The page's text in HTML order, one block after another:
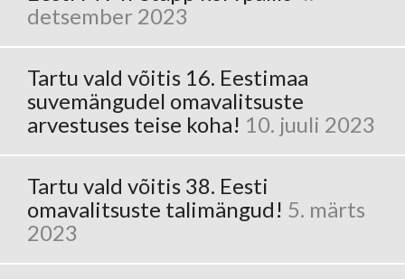
detsember 2023
Tartu vald võitis 16. Eestimaa
suvemängudel omavalitsuste
arvestuses teise koha! 10. juuli 2023
Tartu vald võitis 38. Eesti
omavalitsuste talimängud! 5. märts
2023